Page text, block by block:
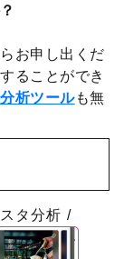
お申し出くだ
ることができ
析ツールも無
タ分析 /